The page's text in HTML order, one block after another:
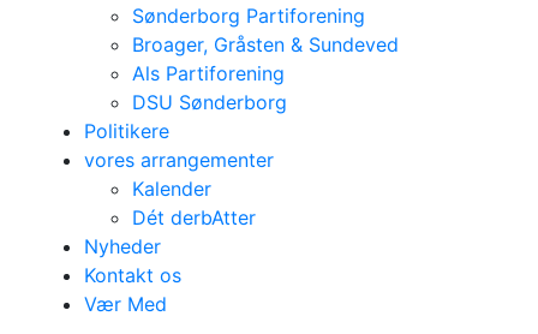
Sønderborg Partiforening
Broager, Gråsten & Sundeved
Als Partiforening
DSU Sønderborg
Politikere
vores arrangementer
Kalender
Dét derbAtter
Nyheder
Kontakt os
Vær Med
Vores